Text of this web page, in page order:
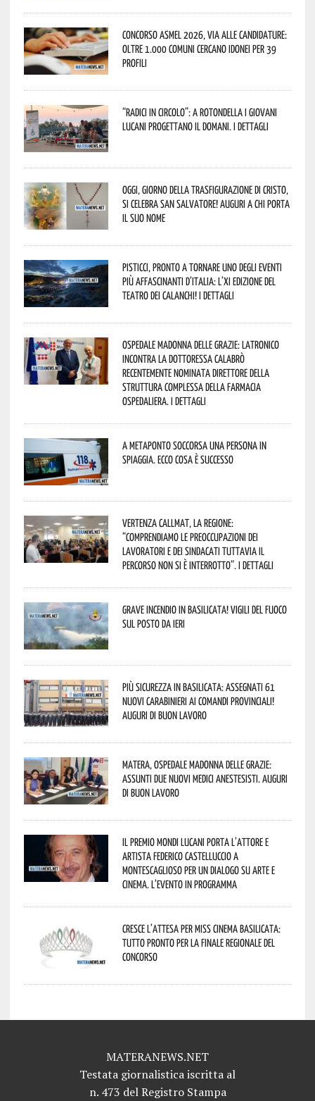
Concorso Asmel 2026, via alle candidature:
oltre 1.000 Comuni cercano idonei per 39
profili
“Radici in Circolo”: a Rotondella i giovani
lucani progettano il domani. I dettagli
Oggi, giorno della Trasfigurazione di Cristo,
si celebra San Salvatore! Auguri a chi porta
il suo nome
Pisticci, pronto a tornare uno degli eventi
più affascinanti d’Italia: l’XI edizione del
Teatro dei Calanchi! I dettagli
Ospedale Madonna delle Grazie: Latronico
incontra la dottoressa Calabrò
recentemente nominata Direttore della
Struttura Complessa della Farmacia
Ospedaliera. I dettagli
A Metaponto soccorsa una persona in
spiaggia. Ecco cosa è successo
Vertenza CallMat, la Regione:
“comprendiamo le preoccupazioni dei
lavoratori e dei sindacati tuttavia il
percorso non si è interrotto”. I dettagli
Grave incendio in Basilicata! Vigili del fuoco
sul posto da ieri
Più sicurezza in Basilicata: assegnati 61
nuovi Carabinieri ai Comandi provinciali!
Auguri di buon lavoro
Matera, Ospedale Madonna delle Grazie:
assunti due nuovi medici anestesisti. Auguri
di buon lavoro
Il Premio Mondi Lucani porta l’attore e
artista Federico Castelluccio a
Montescaglioso per un dialogo su arte e
cinema. L’evento in programma
Cresce l’attesa per Miss Cinema Basilicata:
tutto pronto per la finale regionale del
concorso
MATERANEWS.NET
Testata giornalistica iscritta al
n. 473 del Registro Stampa